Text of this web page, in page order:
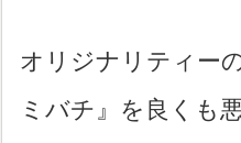
オリジナリティー
ミバチ』を良くも